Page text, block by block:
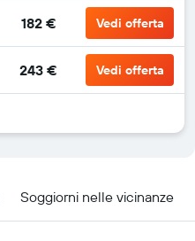
182 € Vedi offerta
243 € Vedi offerta
Soggiorni nelle vicinanze